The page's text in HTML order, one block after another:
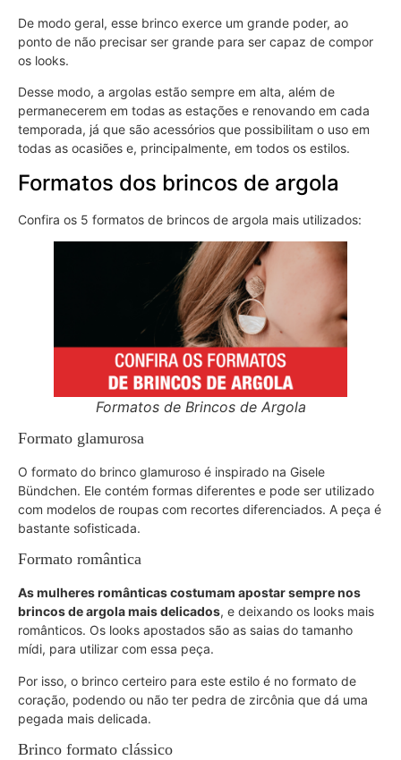
De modo geral, esse brinco exerce um grande poder, ao
ponto de não precisar ser grande para ser capaz de compor
os looks.
Desse modo, a argolas estão sempre em alta, além de
permanecerem em todas as estações e renovando em cada
temporada, já que são acessórios que possibilitam o uso em
todas as ocasiões e, principalmente, em todos os estilos.
Formatos dos brincos de argola
Confira os 5 formatos de brincos de argola mais utilizados:
Formatos de Brincos de Argola
Formato glamurosa
O formato do brinco glamuroso é inspirado na Gisele
Bündchen. Ele contém formas diferentes e pode ser utilizado
com modelos de roupas com recortes diferenciados. A peça é
bastante sofisticada.
Formato romântica
As mulheres românticas costumam apostar sempre nos
brincos de argola mais delicados, e deixando os looks mais
românticos. Os looks apostados são as saias do tamanho
mídi, para utilizar com essa peça.
Por isso, o brinco certeiro para este estilo é no formato de
coração, podendo ou não ter pedra de zircônia que dá uma
pegada mais delicada.
Brinco formato clássico